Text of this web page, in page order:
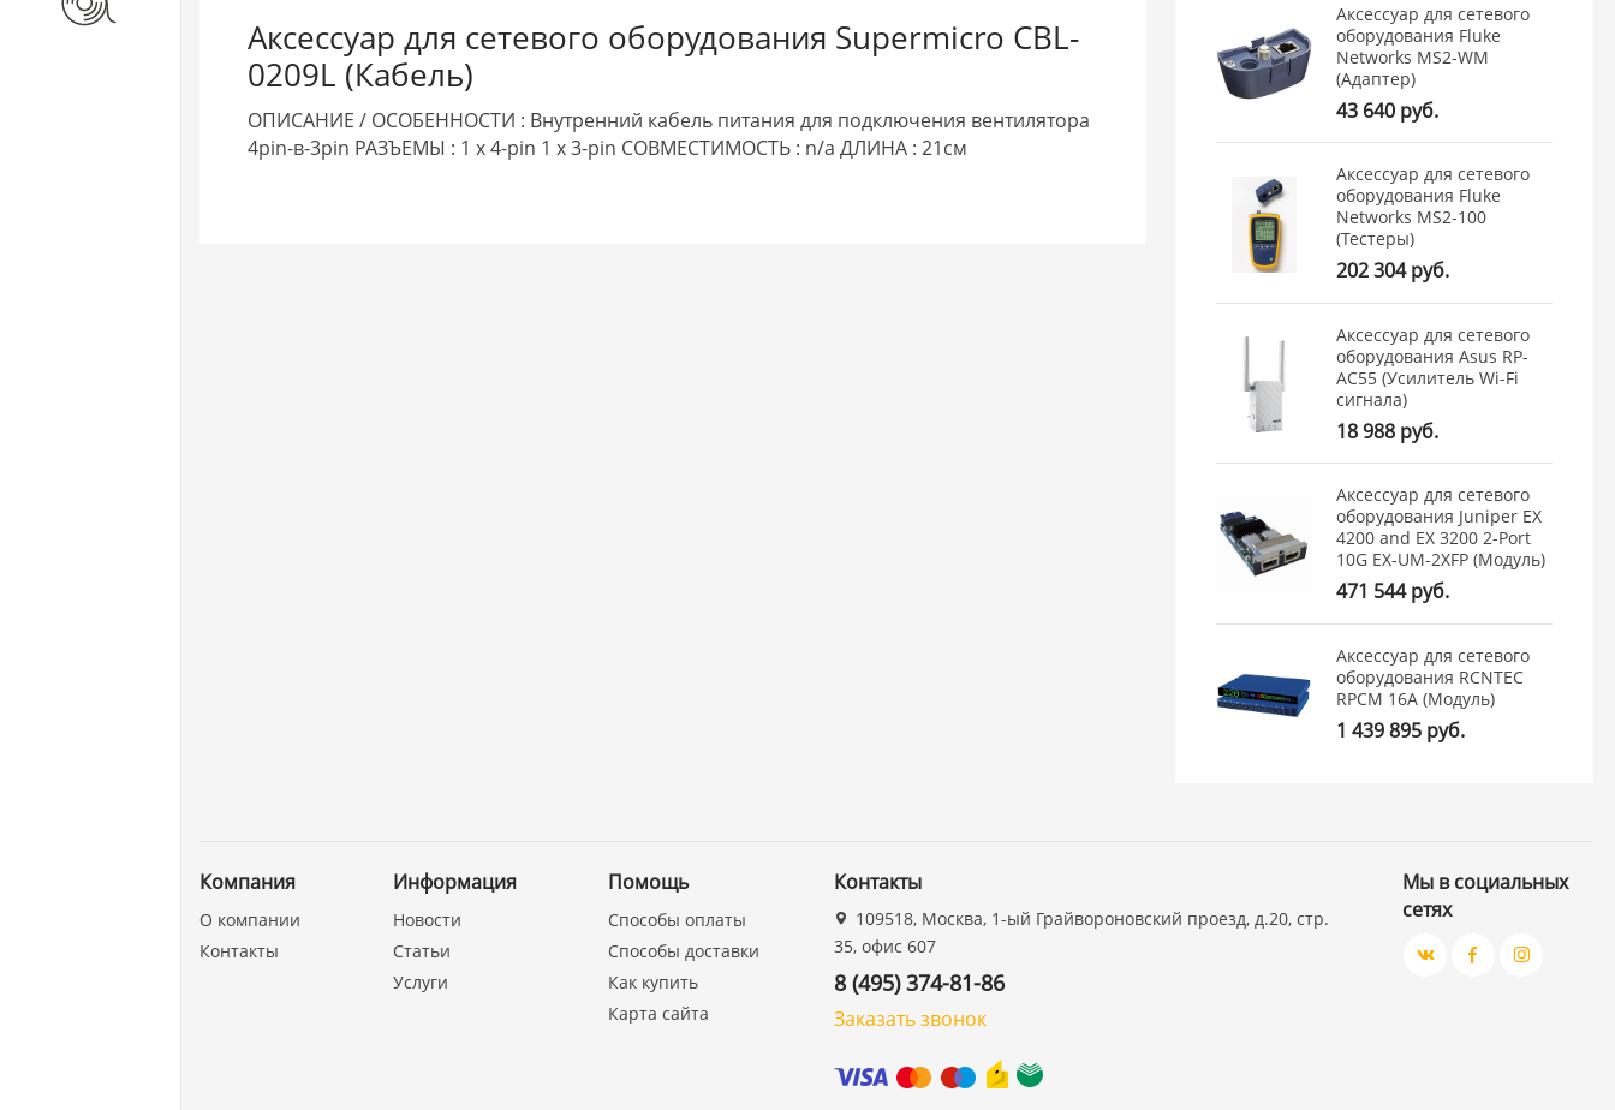
Аксессуар для сетевого оборудования Supermicro CBL-
0209L (Кабель)
ОПИСАНИЕ / ОСОБЕННОСТИ : Внутренний кабель питания для подключения вентилятора
4pin-в-3pin РАЗЪЕМЫ : 1 x 4-pin 1 x 3-pin СОВМЕСТИМОСТЬ : n/a ДЛИНА : 21см
Аксессуар для сетевого
оборудования Fluke
Networks MS2-WM
(Адаптер)
43 640 руб.
Аксессуар для сетевого
оборудования Fluke
Networks MS2-100
(Тестеры)
202 304 руб.
Аксессуар для сетевого
оборудования Asus RP-
AC55 (Усилитель Wi-Fi
сигнала)
18 988 руб.
Аксессуар для сетевого
оборудования Juniper EX
4200 and EX 3200 2-Port
10G EX-UM-2XFP (Модуль)
471 544 руб.
Аксессуар для сетевого
оборудования RCNTEC
RPCM 16A (Модуль)
1 439 895 руб.
Компания
О компании
Контакты
Информация
Новости
Статьи
Услуги
Помощь
Способы оплаты
Способы доставки
Как купить
Карта сайта
Контакты
109518, Москва, 1-ый Грайвороновский проезд, д.20, стр.
35, офис 607
8 (495) 374-81-86
Заказать звонок
Мы в социальных
сетях